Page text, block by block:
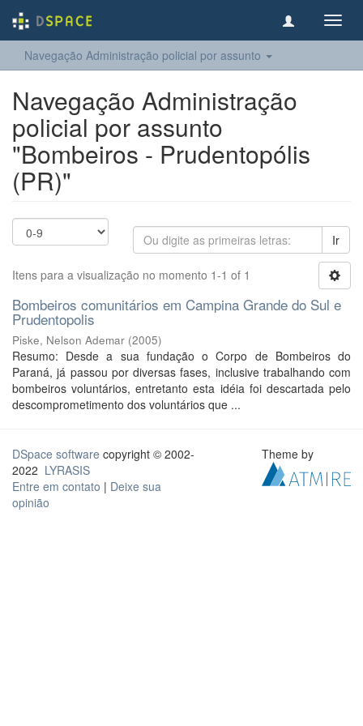
Navegação Administração policial por assunto
Navegação Administração
policial por assunto
"Bombeiros - Prudentopólis
(PR)"
Ir
Itens para a visualização no momento 1-1 of 1
Bombeiros comunitários em Campina Grande do Sul e
Prudentopolis
Piske, Nelson Ademar (2005)
Resumo: Desde a sua fundação o Corpo de Bombeiros do
Paraná, já passou por diversas fases, inclusive trabalhando com
bombeiros voluntários, entretanto esta idéia foi descartada pelo
descomprometimento dos voluntários que ...
DSpace software copyright © 2002-
2022 LYRASIS
Entre em contato | Deixe sua
opinião
Theme by